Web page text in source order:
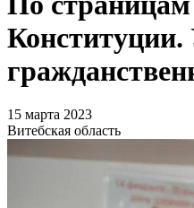
Конституции.
15 марта 2023
Витебская область